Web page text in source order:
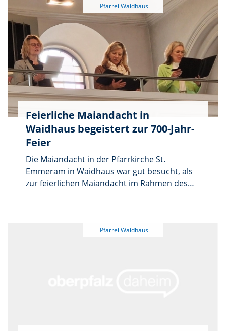
gute Ernte.
Pfarrei Waidhaus
Feierliche Maiandacht in
Waidhaus begeistert zur 700-Jahr-
Feier
Die Maiandacht in der Pfarrkirche St.
Emmeram in Waidhaus war gut besucht, als
zur feierlichen Maiandacht im Rahmen des
stand die Andacht ganz im Zeichen der
Pfarrei Waidhaus